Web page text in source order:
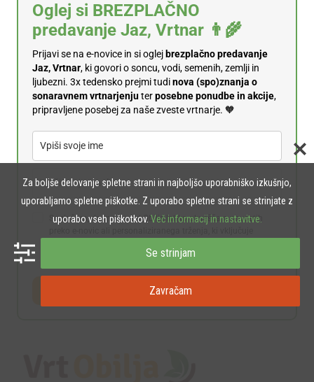
Oglej si BREZPLAČNO
predavanje Jaz, Vrtnar 👨‍🌾
Prijavi se na e-novice in si oglej brezplačno predavanje
Jaz, Vrtnar, ki govori o soncu, vodi, semenih, zemlji in
ljubezni. 3x tedensko prejmi tudinova (spo)znanja o
sonaravnem vrtnarjenjuterposebne ponudbe in akcije,
pripravljene posebej za naše zveste vrtnarje. 🧡
Soglašam, da me Zavod Obilje lahko obvešča o novostih
Obilja. Več o varstvu osebnih podatkov preberite
👉 Prijavi se na e-novice
Za boljše delovanje spletne strani in najboljšo uporabniško izkušnjo,
uporabljamo spletne piškotke. Z uporabo spletne strani se strinjate z
uporabo vseh piškotkov. Več informacij in nastavitve.
Se strinjam
Zavračam